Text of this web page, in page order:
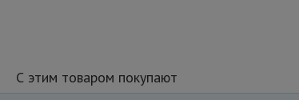
С этим товаром покупают